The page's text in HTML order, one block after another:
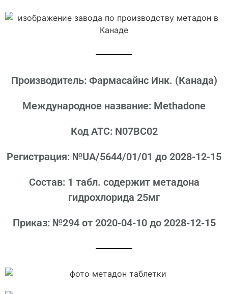
Производитель: Фармасайнс Инк. (Канада)
Международное название: Methadone
Код АТС: N07BC02
Регистрация: №UA/5644/01/01 до 2028-12-15
Состав: 1 табл. содержит метадона
гидрохлорида 25мг
Приказ: №294 от 2020-04-10 до 2028-12-15